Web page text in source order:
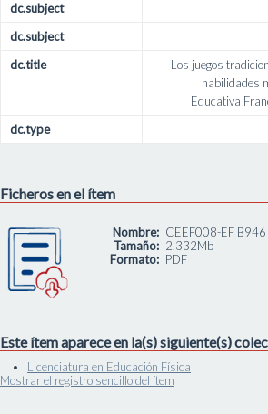
dc.subject
dc.subject
dc.title
Los juegos
habilidades
Educativa
dc.type
Ficheros en el ítem
Nombre: CEEF008-EF B946
Tamaño: 2.332Mb
Formato: PDF
Este ítem aparece en la(s) siguiente(s)
Licenciatura en Educación Física
Mostrar el registro sencillo del ítem